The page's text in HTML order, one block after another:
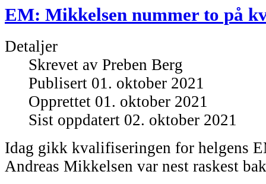
EM: Mikkelsen nummer to på
Detaljer
Skrevet av Preben Berg
Publisert 01. oktober 2021
Opprettet 01. oktober 2021
Sist oppdatert 02. oktober 2021
Idag gikk kvalifiseringen for helgens
Andreas Mikkelsen var nest raskest